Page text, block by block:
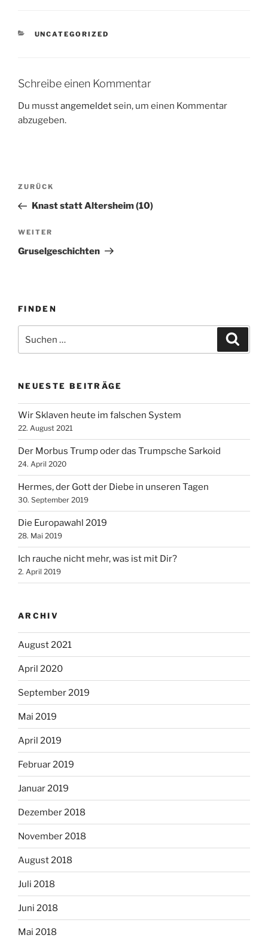
KATEGORIEN
UNCATEGORIZED
Schreibe einen Kommentar
Du musstangemeldetsein, um einen Kommentar
abzugeben.
Beitragsnavigation
Vorheriger
Beitrag
ZURÜCK
Knast statt Altersheim (10)
Nächster
Beitrag
WEITER
Gruselgeschichten
FINDEN
nach:
NEUESTE BEITRÄGE
Wir Sklaven heute im falschen System
22. August 2021
Der Morbus Trump oder das Trumpsche Sarkoid
24. April 2020
Hermes, der Gott der Diebe in unseren Tagen
30. September 2019
Die Europawahl 2019
28. Mai 2019
Ich rauche nicht mehr, was ist mit Dir?
2. April 2019
ARCHIV
August 2021
April 2020
September 2019
Mai 2019
April 2019
Februar 2019
Januar 2019
Dezember 2018
November 2018
August 2018
Juli 2018
Juni 2018
Mai 2018